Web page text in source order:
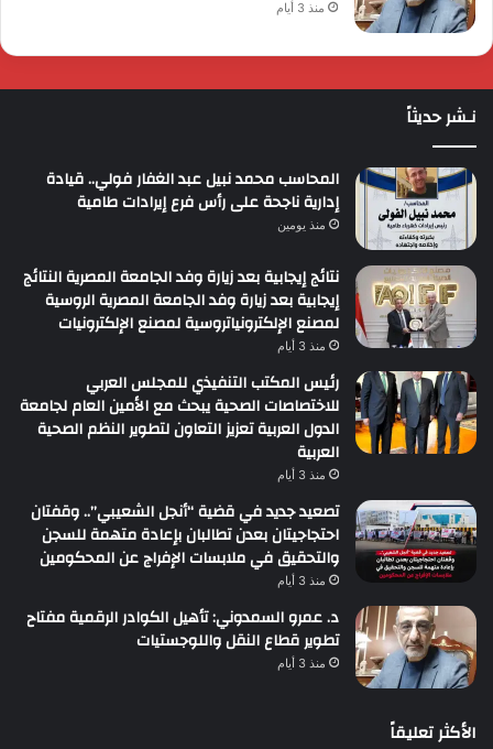
منذ 3 أيام
نـشر حديثاً
المحاسب محمد نبيل عبد الغفار فولي.. قيادة
إدارية ناجحة على رأس فرع إيرادات طامية
منذ يومين
نتائج إيجابية بعد زيارة وفد الجامعة المصرية النتائج
إيجابية بعد زيارة وفد الجامعة المصرية الروسية
لمصنع الإلكترونياتروسية لمصنع الإلكترونيات
منذ 3 أيام
رئيس المكتب التنفيذي للمجلس العربي
للاختصاصات الصحية يبحث مع الأمين العام لجامعة
الدول العربية تعزيز التعاون لتطوير النظم الصحية
العربية
منذ 3 أيام
تصعيد جديد في قضية “أنجل الشعيبي”.. وقفتان
احتجاجيتان بعدن تطالبان بإعادة متهمة للسجن
والتحقيق في ملابسات الإفراج عن المحكومين
منذ 3 أيام
د. عمرو السمدوني: تأهيل الكوادر الرقمية مفتاح
تطوير قطاع النقل واللوجستيات
منذ 3 أيام
الأكثر تعليقاً